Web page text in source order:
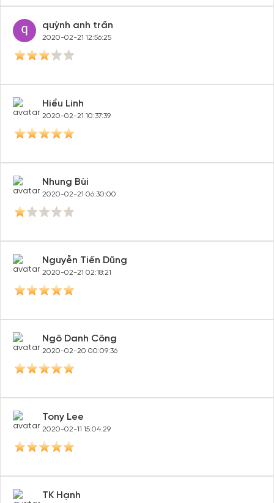
quỳnh anh trần
2020-02-21 12:56:25
Hiểu Linh
2020-02-21 10:37:39
Nhung Bùi
2020-02-21 06:30:00
Nguyễn Tiến Dũng
2020-02-21 02:18:21
Ngô Danh Công
2020-02-20 00:09:36
Tony Lee
2020-02-11 15:04:29
TK Hạnh